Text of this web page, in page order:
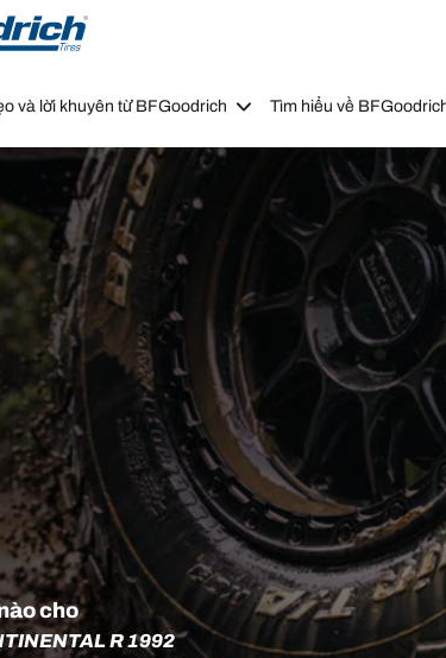
page navigation
và lời khuyên từ BFGoodrich Tìm hiểu về
cho
R 1992